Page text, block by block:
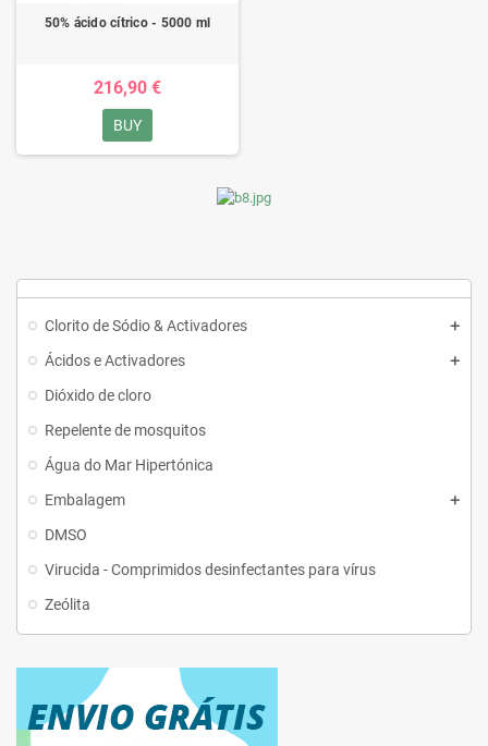
Clorito de Sódio & Activadores
Ácidos e Activadores
Dióxido de cloro
Repelente de mosquitos
Água do Mar Hipertónica
Embalagem
DMSO
Virucida - Comprimidos desinfectantes para vírus
Zeólita
50% ácido cítrico - 5000 ml
216,90 €
BUY